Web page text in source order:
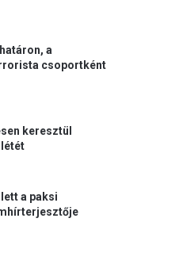
a
csoportként
keresztül
a paksi